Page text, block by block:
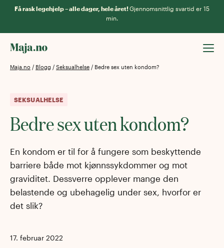
Få rask legehjelp – alle dager, hele året!Gjennomsnittlig svartid er 15
min.
Maja.no / Blogg / Seksualhelse / Bedre sex uten kondom?
SEKSUALHELSE
Bedre sex uten kondom?
En kondom er til for å fungere som beskyttende
barriere både mot kjønnssykdommer og mot
graviditet. Dessverre opplever mange den
belastende og ubehagelig under sex, hvorfor er
det slik?
17. februar 2022